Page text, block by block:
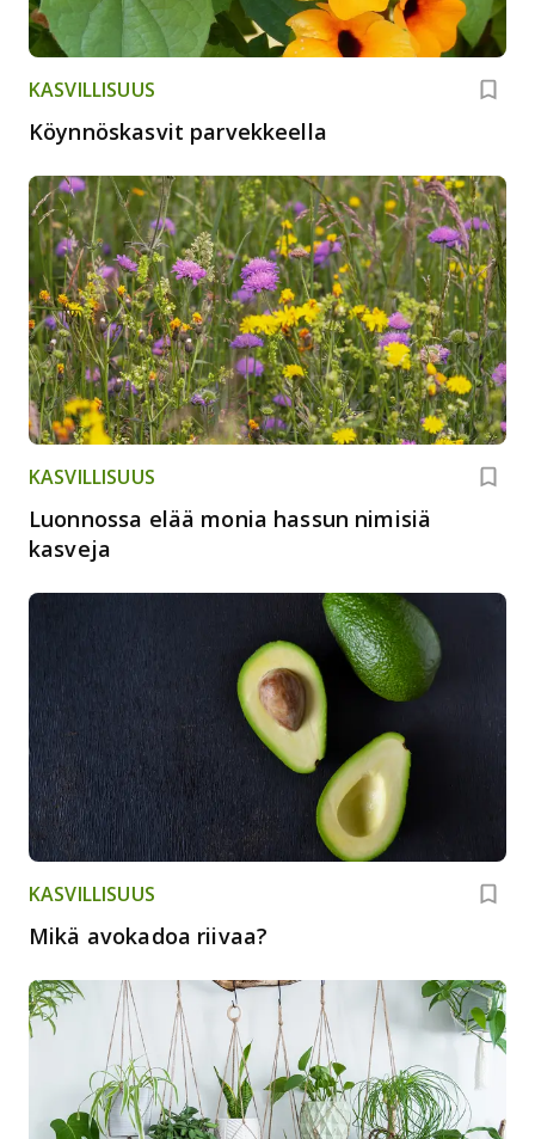
KASVILLISUUS
Köynnöskasvit parvekkeella
KASVILLISUUS
Luonnossa elää monia hassun nimisiä
kasveja
KASVILLISUUS
Mikä avokadoa riivaa?